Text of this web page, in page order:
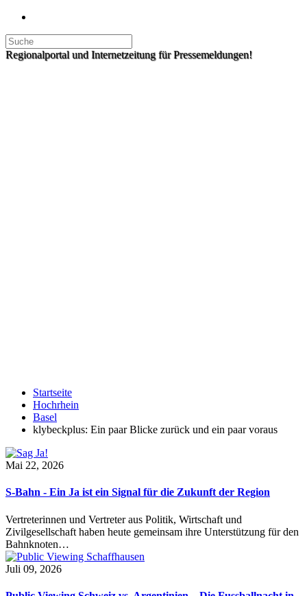
Regionalportal und Internetzeitung für Pressemeldungen!
Startseite
Hochrhein
Basel
klybeckplus: Ein paar Blicke zurück und ein paar voraus
Mai 22, 2026
S-Bahn - Ein Ja ist ein Signal für die Zukunft der Region
Vertreterinnen und Vertreter aus Politik, Wirtschaft und
Zivilgesellschaft haben heute gemeinsam ihre Unterstützung für den
Bahnknoten…
Juli 09, 2026